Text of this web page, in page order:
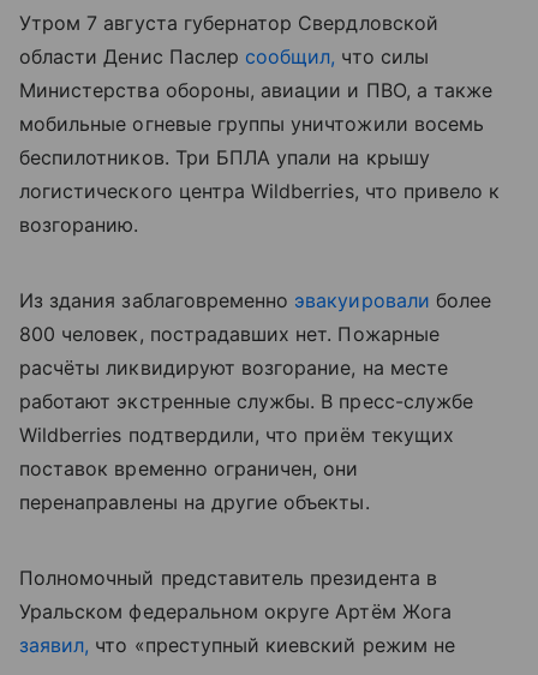
Утром 7 августа губернатор Свердловской
области Денис Паслер сообщил, что силы
Министерства обороны, авиации и ПВО, а также
мобильные огневые группы уничтожили восемь
беспилотников. Три БПЛА упали на крышу
логистического центра Wildberries, что привело к
возгоранию.
Из здания заблаговременно эвакуировали более
800 человек, пострадавших нет. Пожарные
расчёты ликвидируют возгорание, на месте
работают экстренные службы. В пресс-службе
Wildberries подтвердили, что приём текущих
поставок временно ограничен, они
перенаправлены на другие объекты.
Полномочный представитель президента в
Уральском федеральном округе Артём Жога
заявил, что «преступный киевский режим не